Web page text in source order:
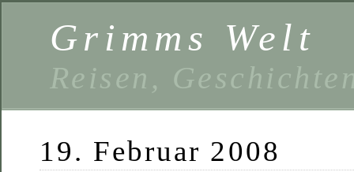
Grimms Welt
Reisen,
19. Februar 2008